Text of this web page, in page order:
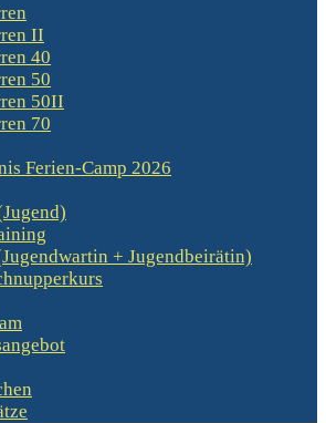
II
40
50
50II
70
Ferien-Camp 2026
+ Jugendbeirätin)